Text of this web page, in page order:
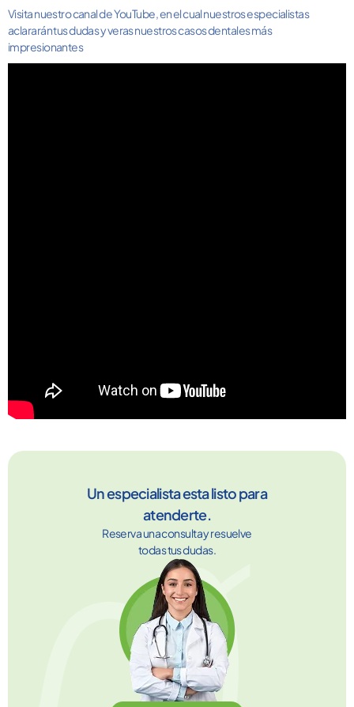
Visita nuestro canal de YouTube, en el cual nuestros especialistas
aclararán tus dudas y veras nuestros casos dentales más
impresionantes
Un especialista esta listo para
atenderte.
Reserva una consulta y resuelve
todas tus dudas.